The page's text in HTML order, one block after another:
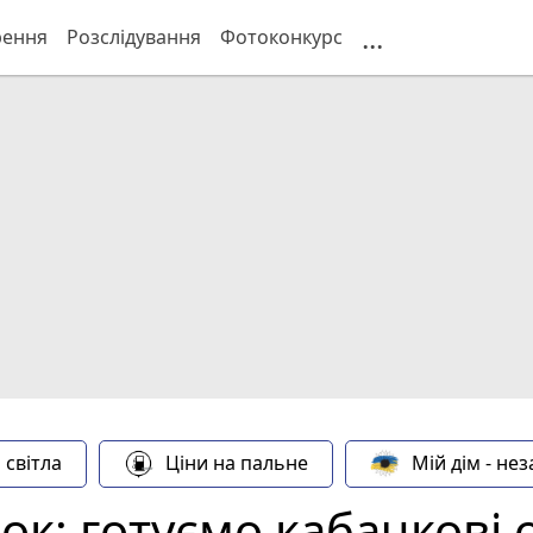
Розслідування Фотоконкурс ...
Ціни на пальне Мій дім -